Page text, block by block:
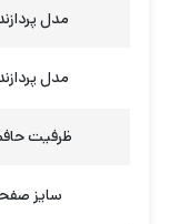
مدل
مدل
ظرفیت
سایز